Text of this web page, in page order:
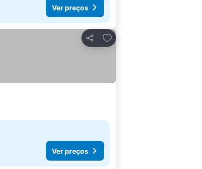
Ver preços
Partilhar
Adicionar aos favoritos
Ver preços